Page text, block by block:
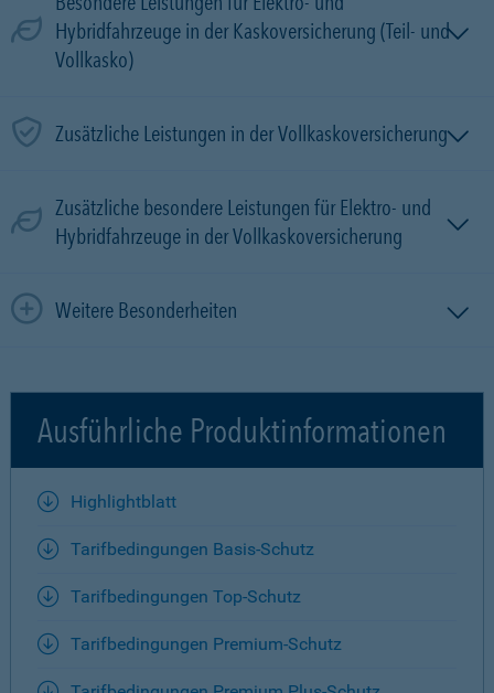
Hybridfahrzeuge in der Kaskoversicherung (Teil- und
Vollkasko)
Zusätzliche Leistungen in der Vollkaskoversicherung
Zusätzliche besondere Leistungen für Elektro- und
Hybridfahrzeuge in der Vollkaskoversicherung
Weitere Besonderheiten
Ausführliche Produktinformationen
Highlightblatt
Tarifbedingungen Basis-Schutz
Tarifbedingungen Top-Schutz
Tarifbedingungen Premium-Schutz